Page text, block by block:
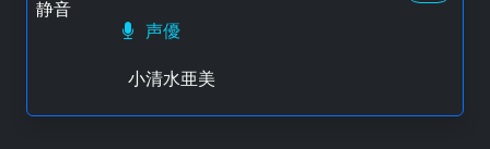
声優
小清水亜美